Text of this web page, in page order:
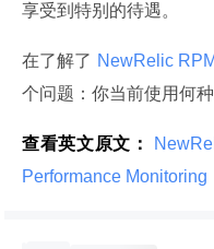
享受到特别的待遇。
在了解了 NewRelic
个问题：你当前使用何
查看英文原文：
Performance Monitoring